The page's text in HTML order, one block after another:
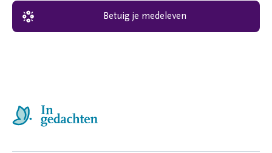
Betuig je medeleven